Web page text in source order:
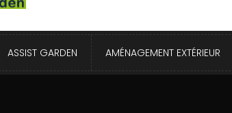
ASSIST GARDEN AMÉNAGEMENT EXTÉRIEUR